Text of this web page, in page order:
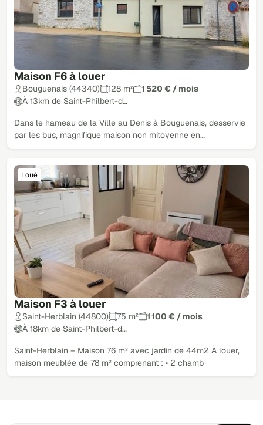
Maison F6 à louer
Bouguenais (44340) 128 m²
1 520 € / mois
À 13km de Saint-Philbert-d…
Dans le hameau de la Ville au Denis à Bouguenais, desservie
par les bus, magnifique maison non mitoyenne en…
Maison F3 à louer
Loué
Saint-Herblain (44800) 75 m²
1 100 € / mois
À 18km de Saint-Philbert-d…
Saint-Herblain – Maison 76 m² avec jardin de 44m2 À louer,
maison meublée de 78 m² comprenant : • 2 chamb